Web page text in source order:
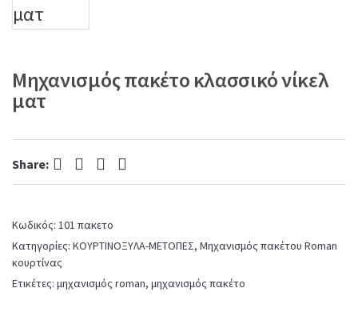
Μηχανισμός πακέτο κλασσικό νίκελ
ματ
Share: Facebook Twitter Pinterest LinkedIn
Κωδικός: 101 πακετο
Κατηγορίες: ΚΟΥΡΤΙΝΟΞΥΛΑ-ΜΕΤΟΠΕΣ, Μηχανισμός πακέτου Roman
κουρτίνας
Ετικέτες: μηχανισμός roman, μηχανισμός πακέτο